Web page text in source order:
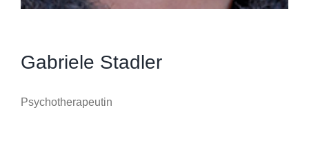
Gabriele Stadler
Psychotherapeutin